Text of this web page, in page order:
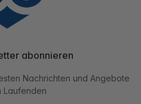
abonnieren
Nachrichten und Angebote
Laufenden